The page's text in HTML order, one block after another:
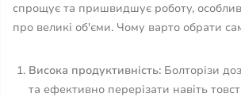
спрощує та пришвидшує роботу,
про великі об'єми. Чому варто обрати
Висока продуктивність: Болторізи
та ефективно перерізати навіть